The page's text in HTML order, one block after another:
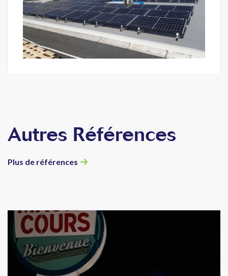
Autres Références
Plus de références